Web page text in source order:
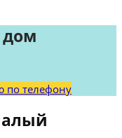
дом
по телефону